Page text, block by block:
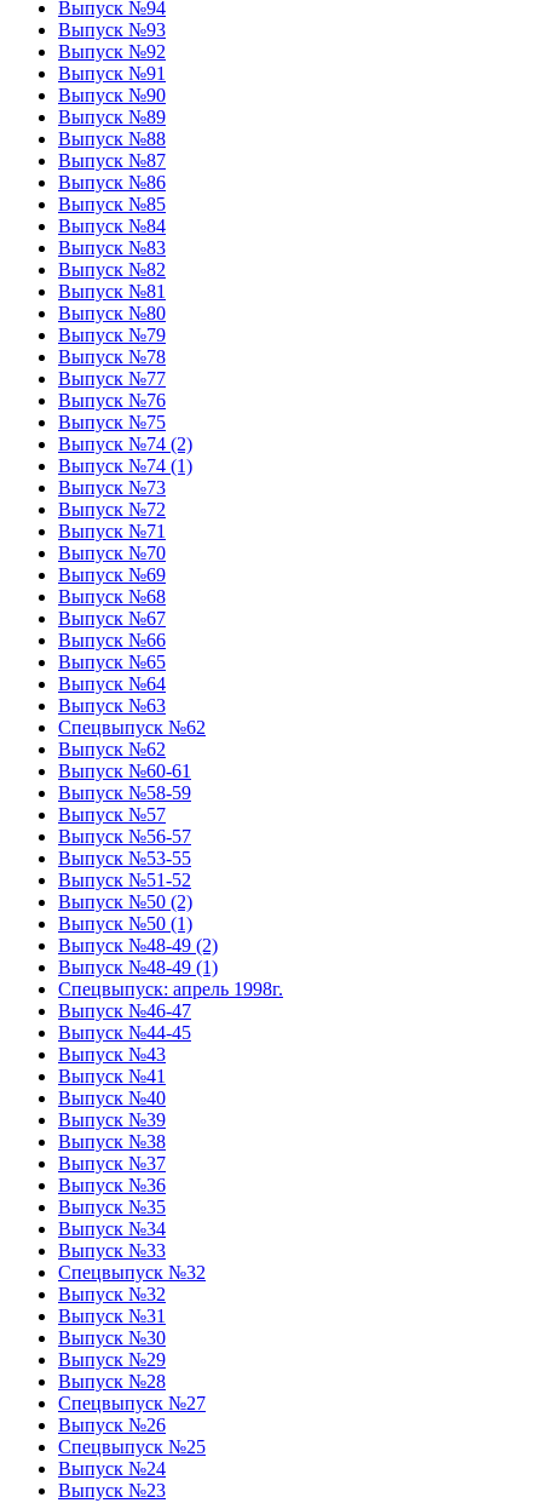
Выпуск №94
Выпуск №93
Выпуск №92
Выпуск №91
Выпуск №90
Выпуск №89
Выпуск №88
Выпуск №87
Выпуск №86
Выпуск №85
Выпуск №84
Выпуск №83
Выпуск №82
Выпуск №81
Выпуск №80
Выпуск №79
Выпуск №78
Выпуск №77
Выпуск №76
Выпуск №75
Выпуск №74 (2)
Выпуск №74 (1)
Выпуск №73
Выпуск №72
Выпуск №71
Выпуск №70
Выпуск №69
Выпуск №68
Выпуск №67
Выпуск №66
Выпуск №65
Выпуск №64
Выпуск №63
Спецвыпуск №62
Выпуск №62
Выпуск №60-61
Выпуск №58-59
Выпуск №57
Выпуск №56-57
Выпуск №53-55
Выпуск №51-52
Выпуск №50 (2)
Выпуск №50 (1)
Выпуск №48-49 (2)
Выпуск №48-49 (1)
Спецвыпуск: апрель 1998г.
Выпуск №46-47
Выпуск №44-45
Выпуск №43
Выпуск №41
Выпуск №40
Выпуск №39
Выпуск №38
Выпуск №37
Выпуск №36
Выпуск №35
Выпуск №34
Выпуск №33
Спецвыпуск №32
Выпуск №32
Выпуск №31
Выпуск №30
Выпуск №29
Выпуск №28
Спецвыпуск №27
Выпуск №26
Спецвыпуск №25
Выпуск №24
Выпуск №23